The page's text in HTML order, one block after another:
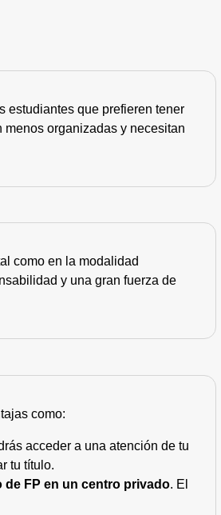
estudiantes que prefieren tener
organizadas y necesitan
como en la modalidad
y una gran fuerza de
como:
acceder a una atención de tu
tu título.
de FP en un centro privado. El